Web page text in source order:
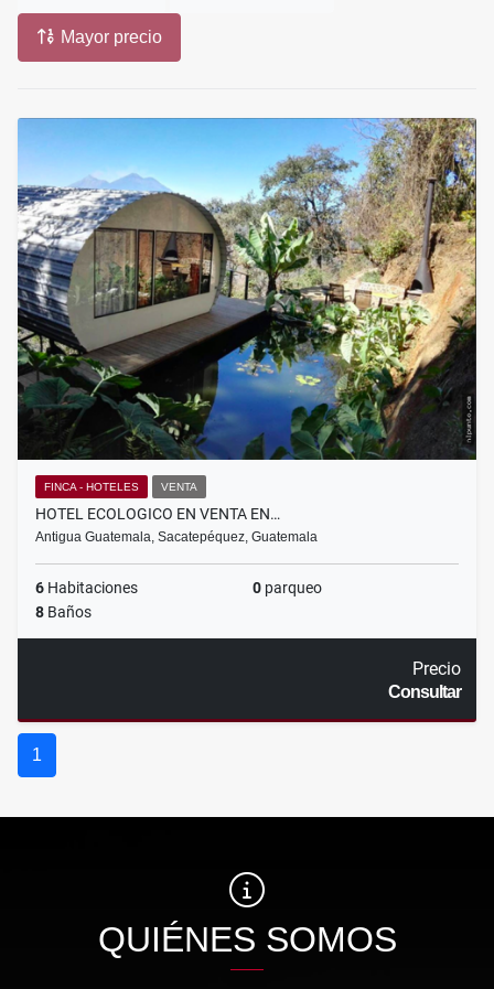
Mayor precio
FINCA - HOTELES VENTA
HOTEL ECOLOGICO EN VENTA EN…
Antigua Guatemala, Sacatepéquez, Guatemala
6 Habitaciones 0 parqueo
8 Baños
Precio
Consultar
1
QUIÉNES SOMOS